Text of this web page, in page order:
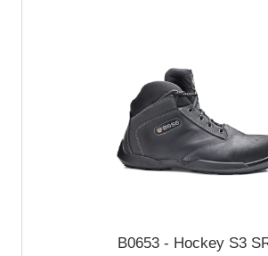
B0653 - Hockey S3